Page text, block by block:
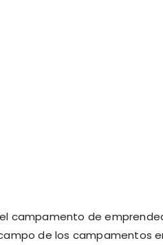
campamento de
de los campamentos